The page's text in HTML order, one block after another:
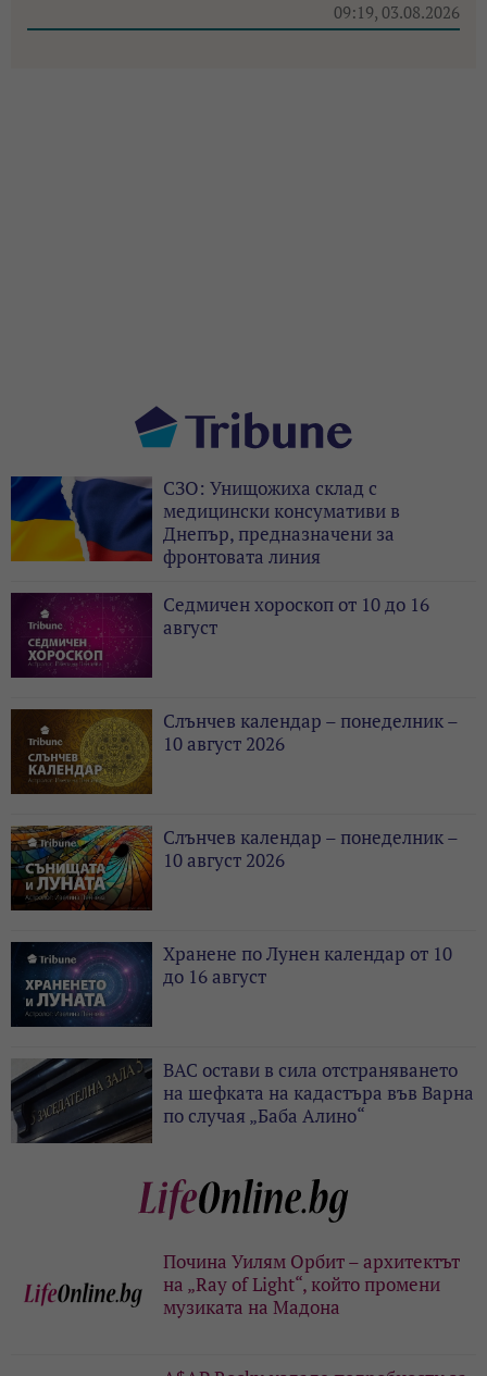
09:19, 03.08.2026
СЗО: Унищожиха склад с
медицински консумативи в
Днепър, предназначени за
фронтовата линия
Седмичен хороскоп от 10 до 16
август
Слънчев календар – понеделник –
10 август 2026
Слънчев календар – понеделник –
10 август 2026
Хранене по Лунен календар от 10
до 16 август
ВАС остави в сила отстраняването
на шефката на кадастъра във Варна
по случая „Баба Алино“
Почина Уилям Орбит – архитектът
на „Ray of Light“, който промени
музиката на Мадона